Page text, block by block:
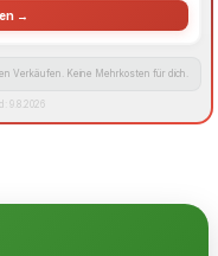
→
Verkäufen. Keine Mehrkosten für dich.
9.8.2026